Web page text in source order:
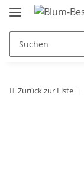
Zurück zur Liste